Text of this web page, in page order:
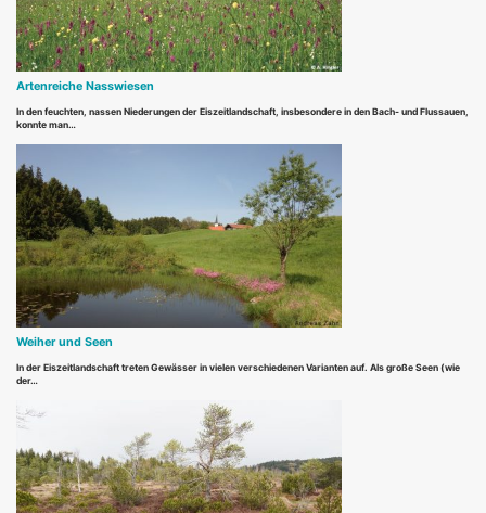
Artenreiche Nasswiesen
In den feuchten, nassen Niederungen der Eiszeitlandschaft, insbesondere in den Bach- und Flussauen,
konnte man…
Weiher und Seen
In der Eiszeitlandschaft treten Gewässer in vielen verschiedenen Varianten auf. Als große Seen (wie
der…